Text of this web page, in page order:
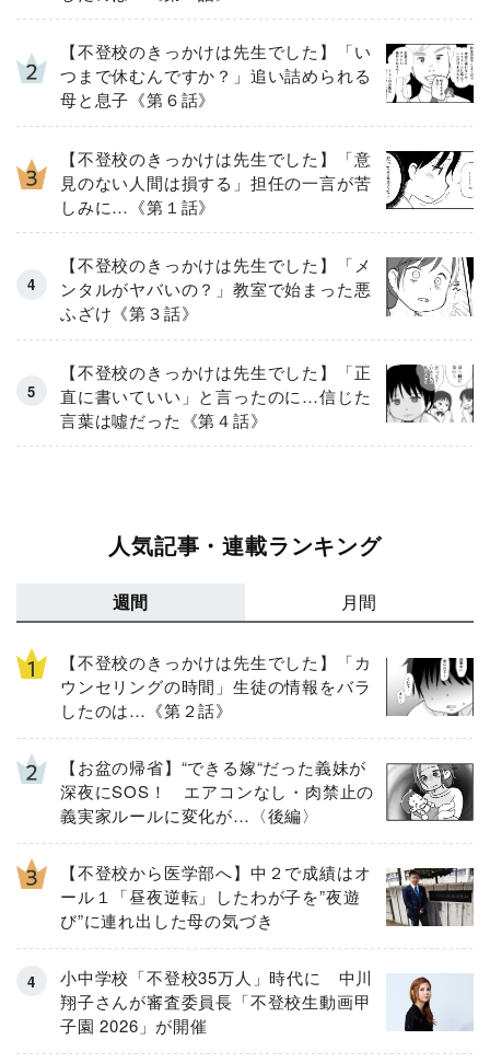
【不登校のきっかけは先生でした】「い
つまで休むんですか？」追い詰められる
母と息子《第６話》
【不登校のきっかけは先生でした】「意
見のない人間は損する」担任の一言が苦
しみに…《第１話》
【不登校のきっかけは先生でした】「メ
ンタルがヤバいの？」教室で始まった悪
ふざけ《第３話》
【不登校のきっかけは先生でした】「正
直に書いていい」と言ったのに…信じた
言葉は噓だった《第４話》
人気記事・連載ランキング
週間 月間
【不登校のきっかけは先生でした】「カ
ウンセリングの時間」生徒の情報をバラ
したのは…《第２話》
【お盆の帰省】“できる嫁“だった義妹が
深夜にSOS！ エアコンなし・肉禁止の
義実家ルールに変化が…〈後編〉
【不登校から医学部へ】中２で成績はオ
ール１「昼夜逆転」したわが子を”夜遊
び”に連れ出した母の気づき
小中学校「不登校35万人」時代に 中川
翔子さんが審査委員長「不登校生動画甲
子園 2026」が開催